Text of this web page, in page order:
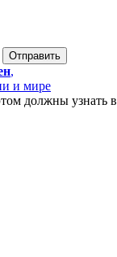
,
и мире
должны узнать